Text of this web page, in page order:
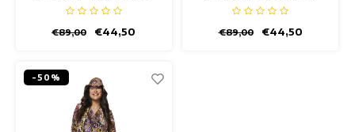
€89,00 €44,50 €89,00 €44,50
-50%